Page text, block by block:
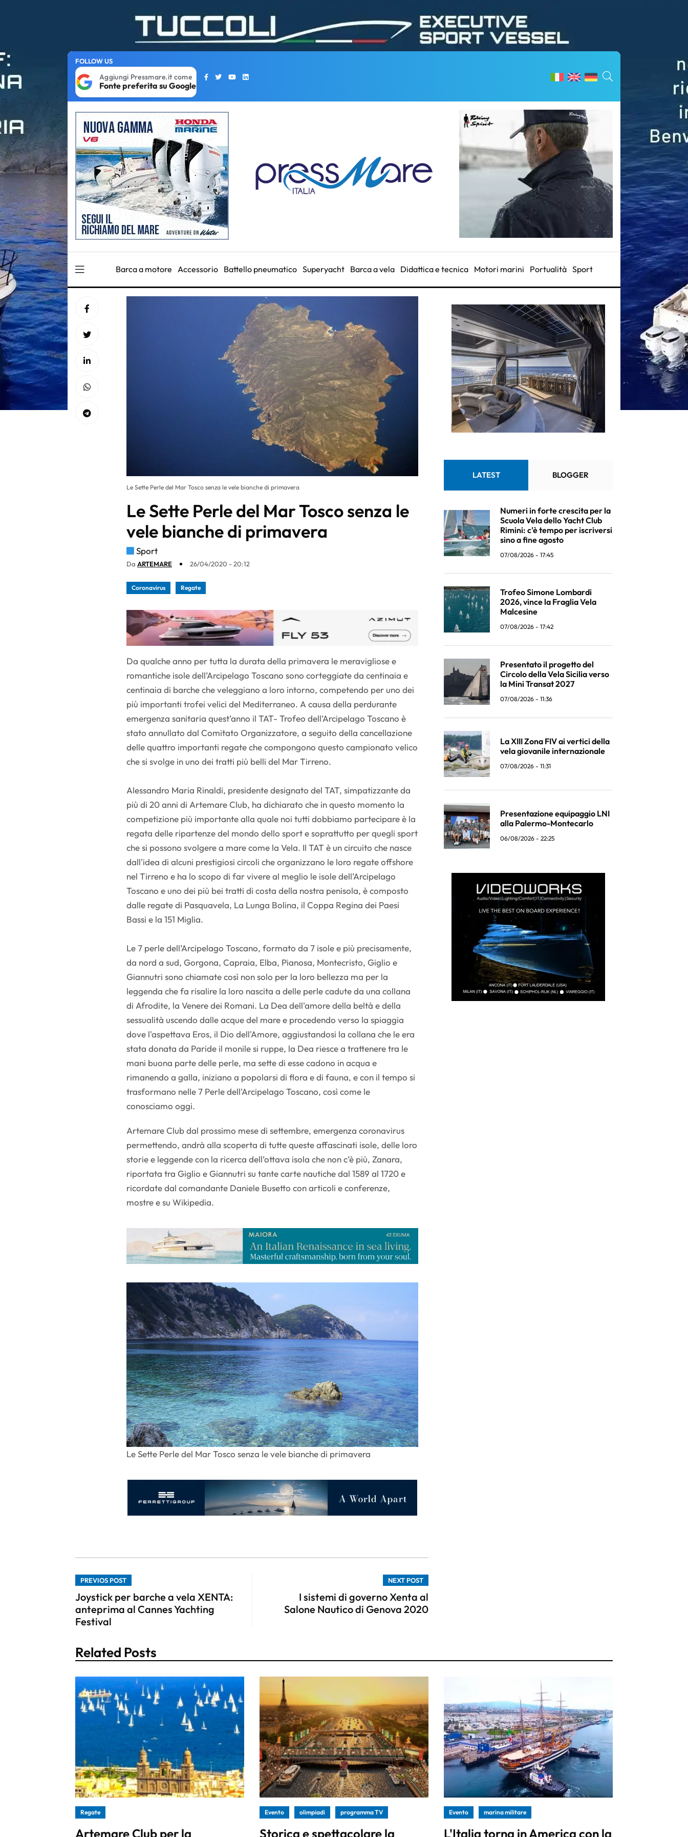
FOLLOW US
Aggiungi Pressmare.it come
Fonte preferita su Google
Barca a motore Accessorio Battello pneumatico Superyacht Barca a vela Didattica e tecnica Motori marini Portualità Sport
Le Sette Perle del Mar Tosco senza le vele bianche di primavera
Le Sette Perle del Mar Tosco senza le
vele bianche di primavera
Sport
Da ARTEMARE 26/04/2020 - 20:12
Coronavirus Regate
Da qualche anno per tutta la durata della primavera le meravigliose e
romantiche isole dell’Arcipelago Toscano sono corteggiate da centinaia e
centinaia di barche che veleggiano a loro intorno, competendo per uno dei
più importanti trofei velici del Mediterraneo. A causa della perdurante
emergenza sanitaria quest’anno il TAT- Trofeo dell’Arcipelago Toscano è
stato annullato dal Comitato Organizzatore, a seguito della cancellazione
delle quattro importanti regate che compongono questo campionato velico
che si svolge in uno dei tratti più belli del Mar Tirreno.
Alessandro Maria Rinaldi, presidente designato del TAT, simpatizzante da
più di 20 anni di Artemare Club, ha dichiarato che in questo momento la
competizione più importante alla quale noi tutti dobbiamo partecipare è la
regata delle ripartenze del mondo dello sport e soprattutto per quegli sport
che si possono svolgere a mare come la Vela. Il TAT è un circuito che nasce
dall'idea di alcuni prestigiosi circoli che organizzano le loro regate offshore
nel Tirreno e ha lo scopo di far vivere al meglio le isole dell’Arcipelago
Toscano e uno dei più bei tratti di costa della nostra penisola, è composto
dalle regate di Pasquavela, La Lunga Bolina, il Coppa Regina dei Paesi
Bassi e la 151 Miglia.
Le 7 perle dell’Arcipelago Toscano, formato da 7 isole e più precisamente,
da nord a sud, Gorgona, Capraia, Elba, Pianosa, Montecristo, Giglio e
Giannutri sono chiamate così non solo per la loro bellezza ma per la
leggenda che fa risalire la loro nascita a delle perle cadute da una collana
di Afrodite, la Venere dei Romani. La Dea dell'amore della beltà e della
sessualità uscendo dalle acque del mare e procedendo verso la spiaggia
dove l'aspettava Eros, il Dio dell'Amore, aggiustandosi la collana che le era
stata donata da Paride il monile si ruppe, la Dea riesce a trattenere tra le
mani buona parte delle perle, ma sette di esse cadono in acqua e
rimanendo a galla, iniziano a popolarsi di flora e di fauna, e con il tempo si
trasformano nelle 7 Perle dell'Arcipelago Toscano, così come le
conosciamo oggi.
Artemare Club dal prossimo mese di settembre, emergenza coronavirus
permettendo, andrà alla scoperta di tutte queste affascinati isole, delle loro
storie e leggende con la ricerca dell’ottava isola che non c’è più, Zanara,
riportata tra Giglio e Giannutri su tante carte nautiche dal 1589 al 1720 e
ricordate dal comandante Daniele Busetto con articoli e conferenze,
mostre e su Wikipedia.
Le Sette Perle del Mar Tosco senza le vele bianche di primavera
PREVIOS POST
Joystick per barche a vela XENTA:
anteprima al Cannes Yachting
Festival
NEXT POST
I sistemi di governo Xenta al
Salone Nautico di Genova 2020
LATEST BLOGGER
Numeri in forte crescita per la
Scuola Vela dello Yacht Club
Rimini: c'è tempo per iscriversi
sino a fine agosto
07/08/2026 - 17:45
Trofeo Simone Lombardi
2026, vince la Fraglia Vela
Malcesine
07/08/2026 - 17:42
Presentato il progetto del
Circolo della Vela Sicilia verso
la Mini Transat 2027
07/08/2026 - 11:36
La XIII Zona FIV ai vertici della
vela giovanile internazionale
07/08/2026 - 11:31
Presentazione equipaggio LNI
alla Palermo-Montecarlo
06/08/2026 - 22:25
Related Posts
Regate
Artemare Club per la
Evento olimpiadi programma TV
Storica e spettacolare la
Evento marina militare
L'Italia torna in America con la